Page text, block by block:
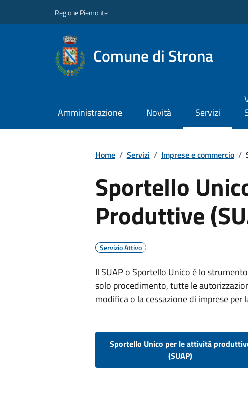
Regione Piemonte
Comune di Strona
Amministrazione Novità Servizi
Home / Servizi / Imprese e commercio /
Sportello
Produttive
Servizio Attivo
Il SUAP o Sportello Unico è lo
solo procedimento, tutte le
modifica o la cessazione di imprese per
Sportello Unico per le attività
(SUAP)